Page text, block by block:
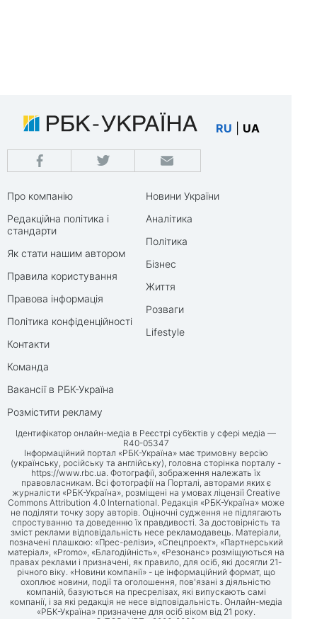
RU UA
Про компанію
Редакційна політика і
стандарти
Як стати нашим автором
Правила користування
Правова інформація
Політика конфіденційності
Контакти
Команда
Вакансії в РБК-Україна
Розмістити рекламу
Новини України
Аналітика
Політика
Бізнес
Життя
Розваги
Lifestyle
Ідентифікатор онлайн-медіа в Реєстрі суб’єктів у сфері медіа —
R40-05347
Інформаційний портал «РБК-Україна» має тримовну версію
(українську, російську та англійську), головна сторінка порталу -
https://www.rbc.ua. Фотографії, зображення належать їх
правовласникам. Всі фотографії на Порталі, авторами яких є
журналісти «РБК-Україна», розміщені на умовах ліцензії Creative
Commons Attribution 4.0 International. Редакція «РБК-Україна» може
не поділяти точку зору авторів. Оціночні судження не підлягають
спростуванню та доведенню їх правдивості. За достовірність та
зміст реклами відповідальність несе рекламодавець. Матеріали,
позначені плашкою: «Прес-релізи», «Спецпроект», «Партнерський
матеріал», «Promo», «Благодійність», «Резонанс» розміщуються на
правах реклами і призначені, як правило, для осіб, які досягли 21-
річного віку. «Новини компанії» - це інформаційний формат, що
охоплює новини, події та оголошення, пов'язані з діяльністю
компаній, базуються на пресрелізах, які випускають самі
компанії, і за які редакція не несе відповідальність. Онлайн-медіа
«РБК-Україна» призначене для осіб віком від 21 року.